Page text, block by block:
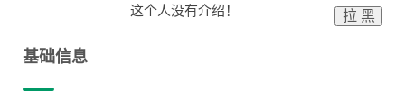
这个人没有介绍！
拉 黑
基础信息